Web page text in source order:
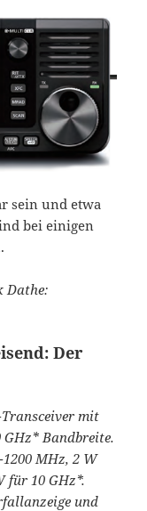
sein und etwa
bei einigen
Dathe:
Der
mit
GHz* Bandbreite.
MHz, 2 W
für 10 GHz*.
und